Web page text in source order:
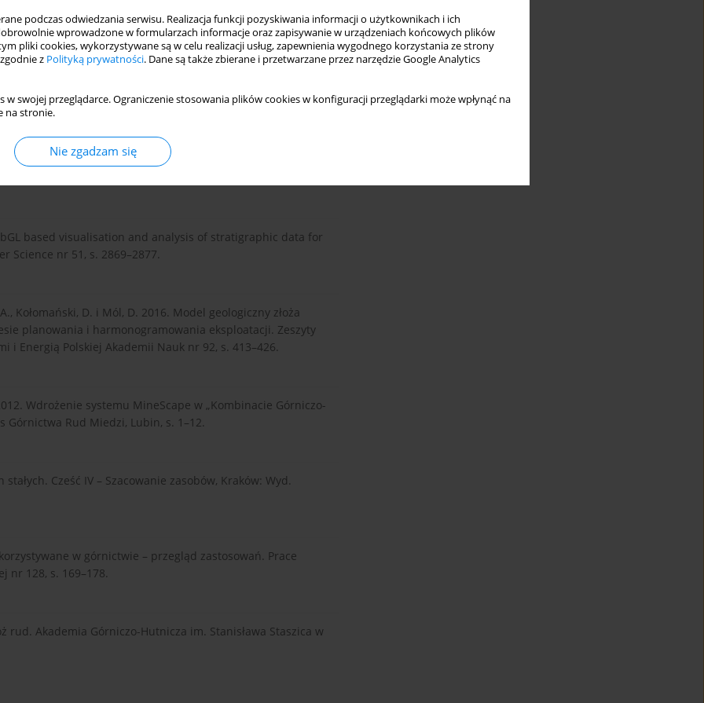
podczas odwiedzania serwisu. Realizacja funkcji pozyskiwania informacji o użytkownikach i ich
wprowadzone w formularzach informacje oraz zapisywanie w urządzeniach końcowych plików
pliki cookies, wykorzystywane są w celu realizacji usług, zapewnienia wygodnego korzystania ze strony
z Polityką prywatności. Dane są także zbierane i przetwarzane przez narzędzie Google Analytics
w swojej przeglądarce. Ograniczenie stosowania plików cookies w konfiguracji przeglądarki może wpłynąć na
na stronie.
Nie zgadzam się
Materiały Sypkie i Masowe nr 5, s. 20–22.
I. 2016. Modelowanie blokowe skał stropowych pokładów
Surowcami Mineralnymi i Energią Polskiej Akademii
złoża węgla brunatnego Bełchatów – pole
i Geoinżynieria – kwartalnik AGH, R. 33, z. 2, s. 107–126.
based visualisation and analysis of stratigraphic data for
nr 51, s. 2869–2877.
Kołomański, D. i Mól, D. 2016. Model geologiczny złoża
planowania i harmonogramowania eksploatacji. Zeszyty
Energią Polskiej Akademii Nauk nr 92, s. 413–426.
Wdrożenie systemu MineScape w „Kombinacie Górniczo-
Górnictwa Rud Miedzi, Lubin, s. 1–12.
Cześć IV – Szacowanie zasobów, Kraków: Wyd.
w górnictwie – przegląd zastosowań. Prace
nr 128, s. 169–178.
rud. Akademia Górniczo-Hutnicza im. Stanisława Staszica w